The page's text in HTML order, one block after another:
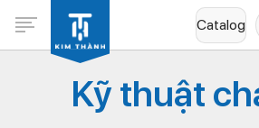
Catalog
Kỹ thuật